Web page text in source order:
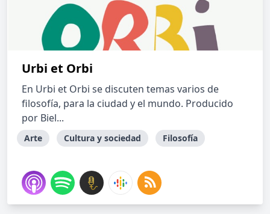
Urbi et Orbi
En Urbi et Orbi se discuten temas varios de
filosofía, para la ciudad y el mundo. Producido
por Biel...
Arte Cultura y sociedad Filosofía